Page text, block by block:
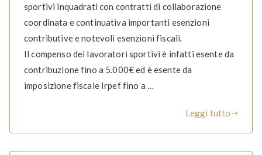
sportivi inquadrati con contratti di collaborazione
coordinata e continuativa importanti esenzioni
contributive e notevoli esenzioni fiscali.
Il compenso dei lavoratori sportivi è infatti esente da
contribuzione fino a 5.000€ ed è esente da
imposizione fiscale Irpef fino a …
Leggi tutto